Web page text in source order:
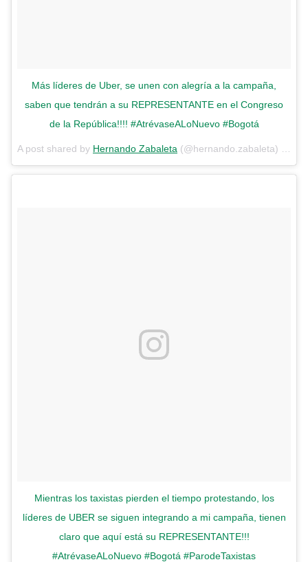
Más líderes de Uber, se unen con alegría a la campaña,
saben que tendrán a su REPRESENTANTE en el Congreso
de la República!!!! #AtrévaseALoNuevo #Bogotá
A post shared by Hernando Zabaleta (@hernando.zabaleta) on
Mientras los taxistas pierden el tiempo protestando, los
líderes de UBER se siguen integrando a mi campaña, tienen
claro que aquí está su REPRESENTANTE!!!
#AtrévaseALoNuevo #Bogotá #ParodeTaxistas